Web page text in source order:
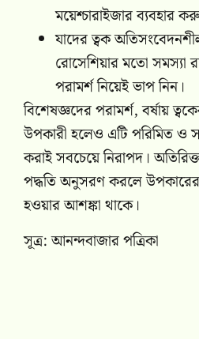
ময়েশ্চারাইজার ব্যবহার
যাদের ত্বক
রোসেশিয়ার মতো সমস্যা
পরামর্শ নিয়েই ভাপ নিন।
বিশেষজ্ঞদের পরামর্শ, বর্ষায়
উপকারী হলেও এটি পরিমিত ও
করাই সবচেয়ে নিরাপদ।
পদ্ধতি অনুসরণ করলে উপকারের
হওয়ার আশঙ্কা থাকে।
সূত্র: আনন্দবাজার পত্রিকা